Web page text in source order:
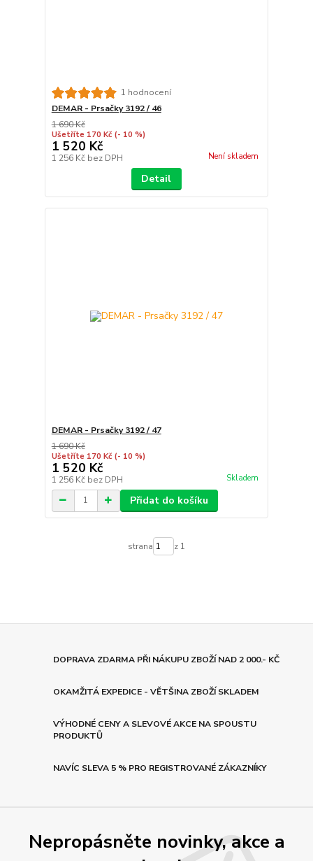
1 hodnocení
DEMAR - Prsačky 3192 / 46
1 690 Kč
Ušetříte 170 Kč (- 10 %)
1 520 Kč
1 256 Kč bez DPH Není skladem
Detail
DEMAR - Prsačky 3192 / 47
1 690 Kč
Ušetříte 170 Kč (- 10 %)
1 520 Kč
1 256 Kč bez DPH Skladem
Přidat do košíku
strana z 1
DOPRAVA ZDARMA PŘI NÁKUPU ZBOŽÍ NAD 2 000.- KČ
OKAMŽITÁ EXPEDICE - VĚTŠINA ZBOŽÍ SKLADEM
VÝHODNÉ CENY A SLEVOVÉ AKCE NA SPOUSTU
PRODUKTŮ
NAVÍC SLEVA 5 % PRO REGISTROVANÉ ZÁKAZNÍKY
Nepropásněte novinky, akce a